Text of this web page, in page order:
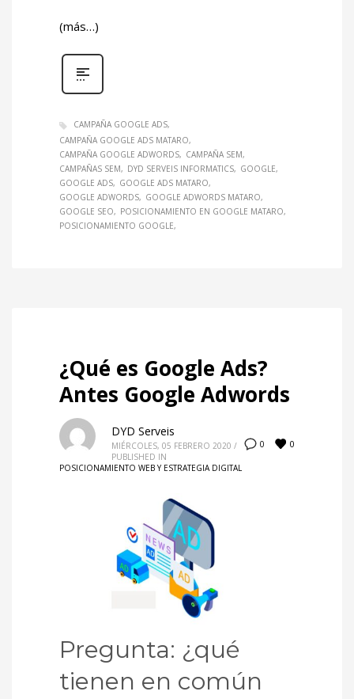
(más…)
CAMPAÑA GOOGLE ADS
CAMPAÑA GOOGLE ADS MATARO
CAMPAÑA GOOGLE ADWORDS
CAMPAÑA SEM
CAMPAÑAS SEM
DYD SERVEIS INFORMATICS
GOOGLE
GOOGLE ADS
GOOGLE ADS MATARO
GOOGLE ADWORDS
GOOGLE ADWORDS MATARO
GOOGLE SEO
POSICIONAMIENTO EN GOOGLE MATARO
POSICIONAMIENTO GOOGLE
¿Qué es Google Ads?
Antes Google Adwords
0 0
DYD Serveis
MIÉRCOLES, 05 FEBRERO 2020 /
PUBLISHED IN
POSICIONAMIENTO WEB Y ESTRATEGIA DIGITAL
Pregunta: ¿qué
tienen en común